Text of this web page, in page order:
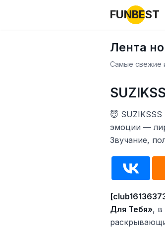
FUNBEST
Лента
Самые свежие
😇
эмоции —
Звучание,
Для Тебя», в